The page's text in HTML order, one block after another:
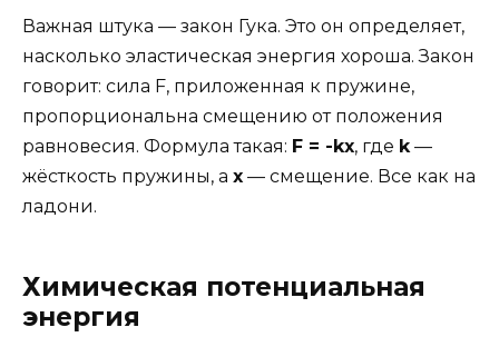
Важная штука — закон Гука. Это он определяет,
насколько эластическая энергия хороша. Закон
говорит: сила F, приложенная к пружине,
пропорциональна смещению от положения
равновесия. Формула такая: F = -kx, где k —
жёсткость пружины, а x — смещение. Все как на
ладони.
Химическая потенциальная
энергия